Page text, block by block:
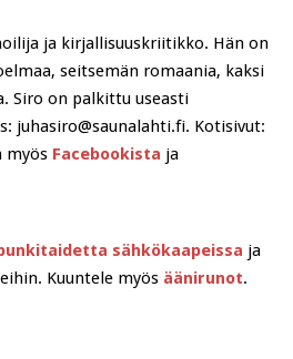
ja kirjallisuuskriitikko. Hän on
seitsemän romaania, kaksi
Siro on palkittu useasti
juhasiro@saunalahti.fi. Kotisivut:
myös Facebookista ja
sähkökaapeissa ja
Kuuntele myös äänirunot.